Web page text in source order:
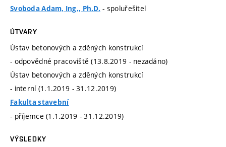
Svoboda Adam, Ing., Ph.D. - spoluřešitel
ÚTVARY
Ústav betonových a zděných konstrukcí
- odpovědné pracoviště (13.8.2019 - nezadáno)
Ústav betonových a zděných konstrukcí
- interní (1.1.2019 - 31.12.2019)
Fakulta stavební
- příjemce (1.1.2019 - 31.12.2019)
VÝSLEDKY